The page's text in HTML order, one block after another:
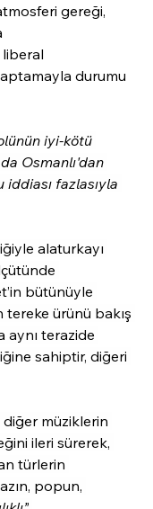
gereği,
liberal
durumu
iyi-kötü
Osmanlı'dan
fazlasıyla
alaturkayı
bütünüyle
ürünü bakış
aynı terazide
sahiptir, diğeri
müziklerin
ileri sürerek,
türlerin
popun,